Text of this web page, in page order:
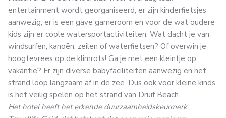
entertainment wordt georganiseerd, er zijn kinderfietsjes
aanwezig, er is een gave gameroom en voor de wat oudere
kids zijn er coole watersportactiviteiten. Wat dacht je van
windsurfen, kanoën, zeilen of waterfietsen? Of overwin je
hoogtevrees op de klimrots! Ga je met een kleintje op
vakantie? Er zijn diverse babyfaciliteiten aanwezig en het
strand loop langzaam af in de zee. Dus ook voor kleine kinds
is het veilig spelen op het strand van Druif Beach.
Het hotel heeft het erkende duurzaamheidskeurmerk